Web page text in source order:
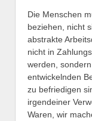
Die Menschen
beziehen, nicht
abstrakte
nicht in
werden,
entwickelnden
zu befriedigen
irgendeiner
Waren, wir